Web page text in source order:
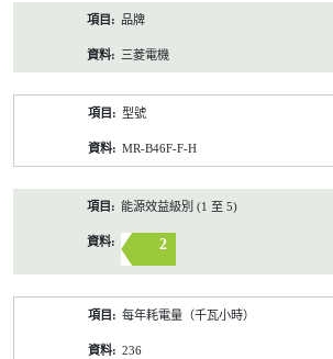
品牌
三菱電機
型號
MR-B46F-F-H
能源效益級別 (1 至 5)
2
每年耗電量（千瓦小時）
236